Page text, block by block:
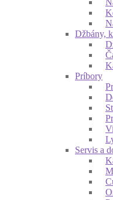
Džbány,
Príbory
Servis a